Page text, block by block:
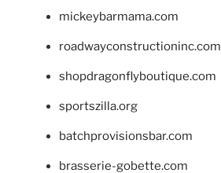
mickeybarmama.com
roadwayconstructioninc.com
shopdragonflyboutique.com
sportszilla.org
batchprovisionsbar.com
brasserie-gobette.com